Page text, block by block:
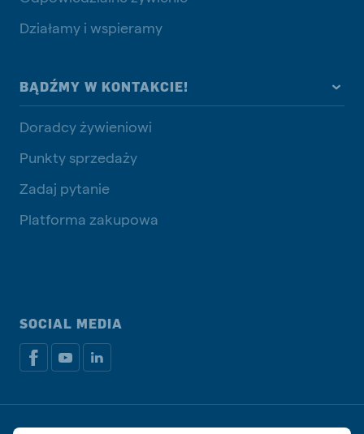
Działamy i wspieramy
BĄDŹMY W KONTAKCIE!
Doradcy żywieniowi
Punkty sprzedaży
Zadaj pytanie
Platforma zakupowa
SOCIAL MEDIA